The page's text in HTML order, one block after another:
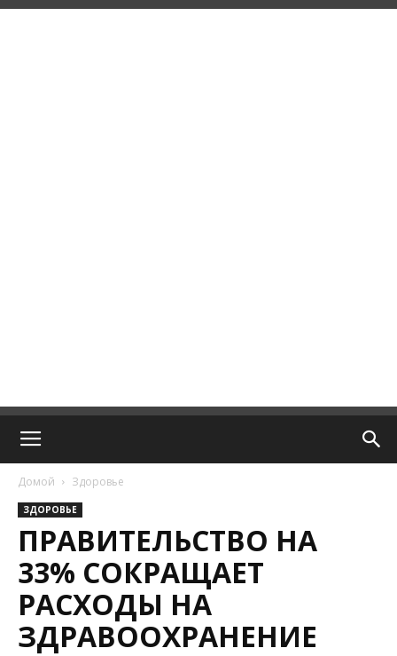
Домой Здоровье
ЗДОРОВЬЕ
ПРАВИТЕЛЬСТВО НА
33% СОКРАЩАЕТ
РАСХОДЫ НА
ЗДРАВООХРАНЕНИЕ